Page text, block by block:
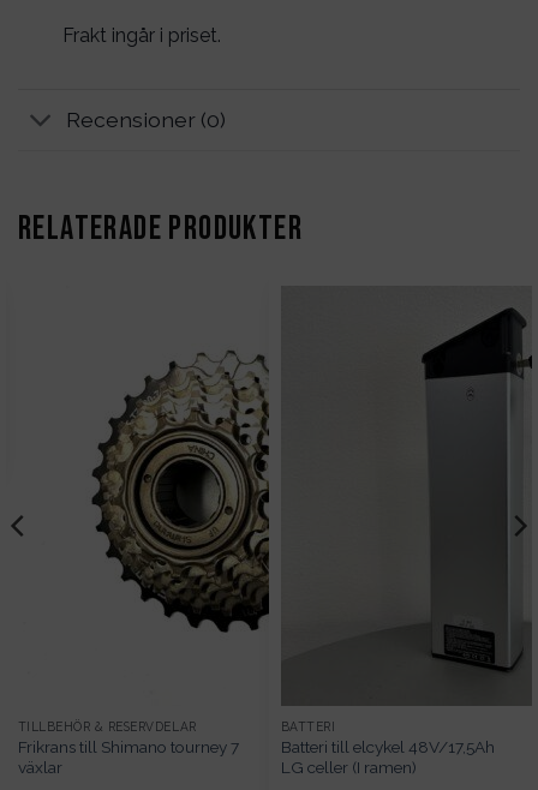
Frakt ingår i priset.
Recensioner (0)
RELATERADE PRODUKTER
TILLBEHÖR & RESERVDELAR
Frikrans till Shimano tourney 7
växlar
BATTERI
Batteri till elcykel 48V/17,5Ah
LG celler (I ramen)